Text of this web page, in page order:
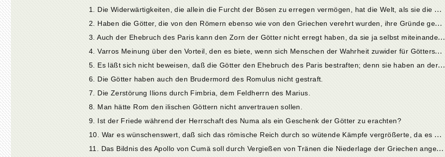
1
. Die Widerwärtigkeiten, die allein die Furcht der Bösen zu erregen vermögen, hat die Welt, als sie die Götter verehrte, zu allen Zeiten zu erdulden gehabt.
2
. Haben die Götter, die von den Römern ebenso wie von den Griechen verehrt wurden, ihre Gründe gehabt, Ilion der Zerstörung preiszugeben?
3
. Auch der Ehebruch des Paris kann den Zorn der Götter nicht erregt haben, da sie ja selbst miteinander Ehebruch begingen.
4
. Varros Meinung über den Vorteil, den es biete, wenn sich Menschen der Wahrheit zuwider für Göttersöhne ausgeben.
5
. Es läßt sich nicht beweisen, daß die Götter den Ehebruch des Paris bestraften; denn sie haben an der Mutter des Romulus die Unzucht nicht gerächt.
6. Die Götter haben auch den Brudermord des Romulus nicht gestraft.
7. Die Zerstörung Ilions durch Fimbria, dem Feldherrn des Marius.
8. Man hätte Rom den ilischen Göttern nicht anvertrauen sollen.
9. Ist der Friede während der Herrschaft des Numa als ein Geschenk der Götter zu erachten?
1
0. War es wünschenswert, daß sich das römische Reich durch so wütende Kämpfe vergrößerte, da es doch bei der unter Numa eingeschlagenen Richtung in Ruhe und Sicherheit hätte existieren können?
1
1. Das Bildnis des Apollo von Cumä soll durch Vergießen von Tränen die Niederlage der Griechen angezeigt haben, denen es nicht helfen konnte.